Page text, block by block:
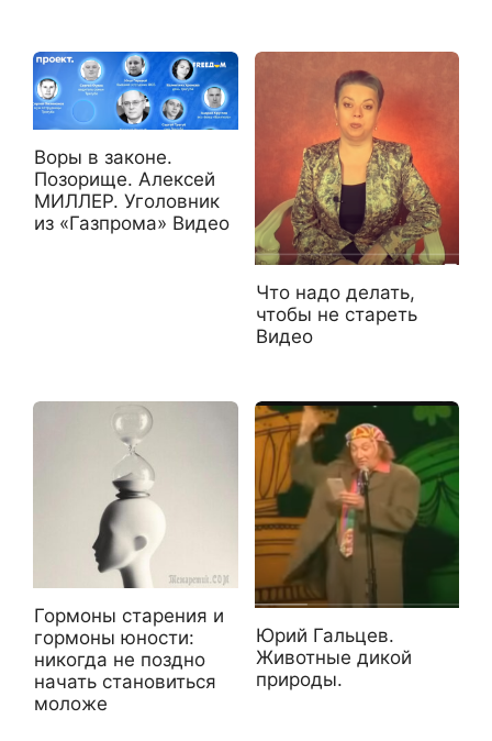
Воры в законе.
Позорище. Алексей
МИЛЛЕР. Уголовник
из «Газпрома» Видео
Что надо делать,
чтобы не стареть
Видео
Гормоны старения и
гормоны юности:
никогда не поздно
начать становиться
моложе
Юрий Гальцев.
Животные дикой
природы.